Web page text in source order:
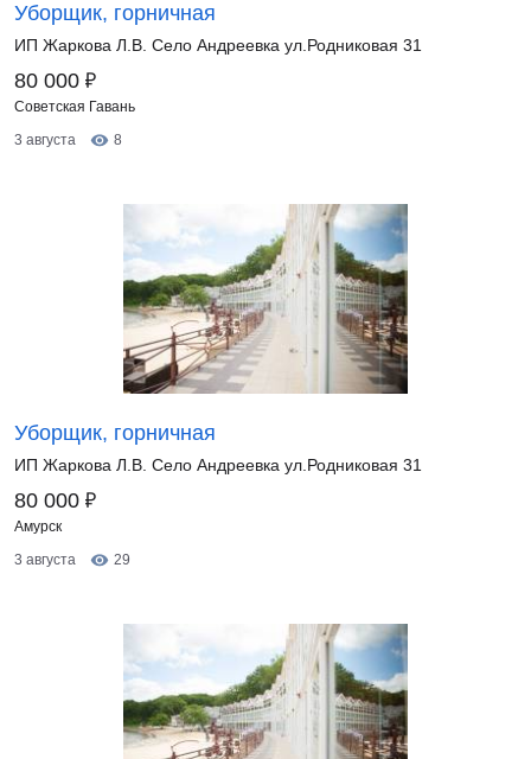
Уборщик, горничная
ИП Жаркова Л.В. Село Андреевка ул.Родниковая 31
80 000 ₽
Советская Гавань
3 августа
8
Уборщик, горничная
ИП Жаркова Л.В. Село Андреевка ул.Родниковая 31
80 000 ₽
Амурск
3 августа
29